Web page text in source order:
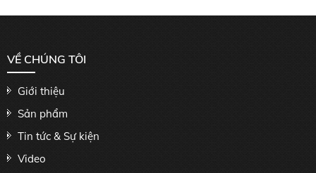
VỀ CHÚNG TÔI
Giới thiệu
Sản phẩm
Tin tức & Sự kiện
Video